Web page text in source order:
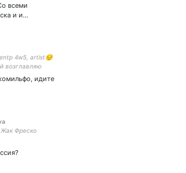
всеми
и и…
4w5, artist😔
возглавляю
хеховцев и
cr twt
идите
Фреско